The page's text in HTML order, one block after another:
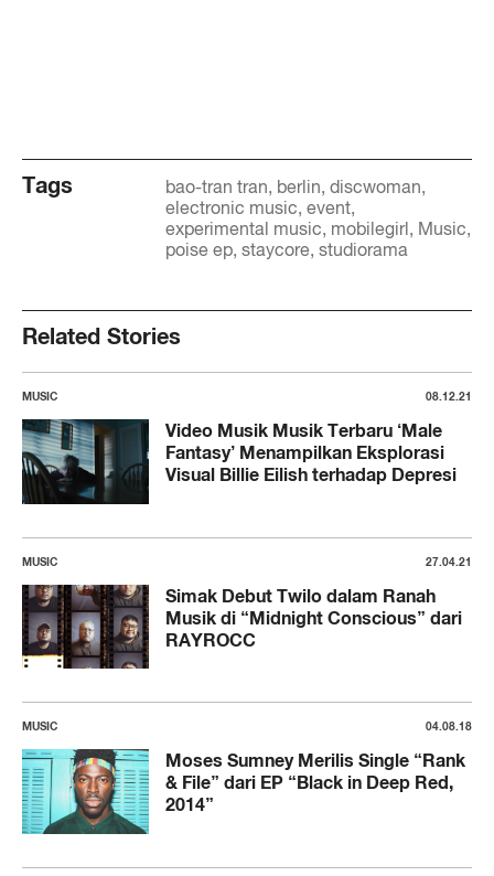
Tags bao-tran tran berlin discwoman
electronic music event
experimental music mobilegirl Music
poise ep staycore studiorama
Related Stories
MUSIC 08.12.21
Video Musik Musik Terbaru ‘Male
Fantasy’ Menampilkan Eksplorasi
Visual Billie Eilish terhadap Depresi
MUSIC 27.04.21
Simak Debut Twilo dalam Ranah
Musik di “Midnight Conscious” dari
RAYROCC
MUSIC 04.08.18
Moses Sumney Merilis Single “Rank
& File” dari EP “Black in Deep Red,
2014”